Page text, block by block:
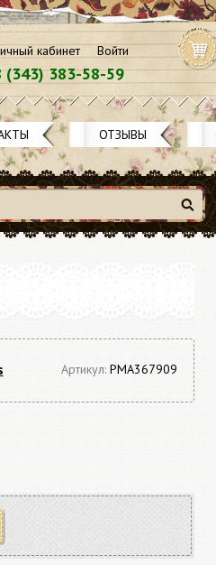
кабинет Войти
(343) 383-58-59
ОТЗЫВЫ
Найти
Артикул: PMA367909